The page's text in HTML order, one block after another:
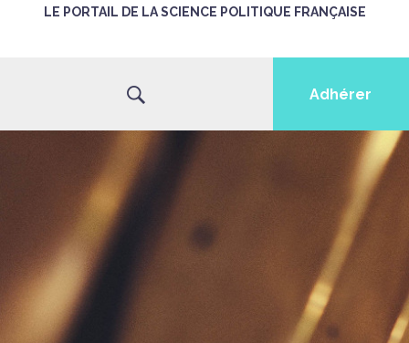
LE PORTAIL DE LA SCIENCE POLITIQUE FRANÇAISE
Adhérer